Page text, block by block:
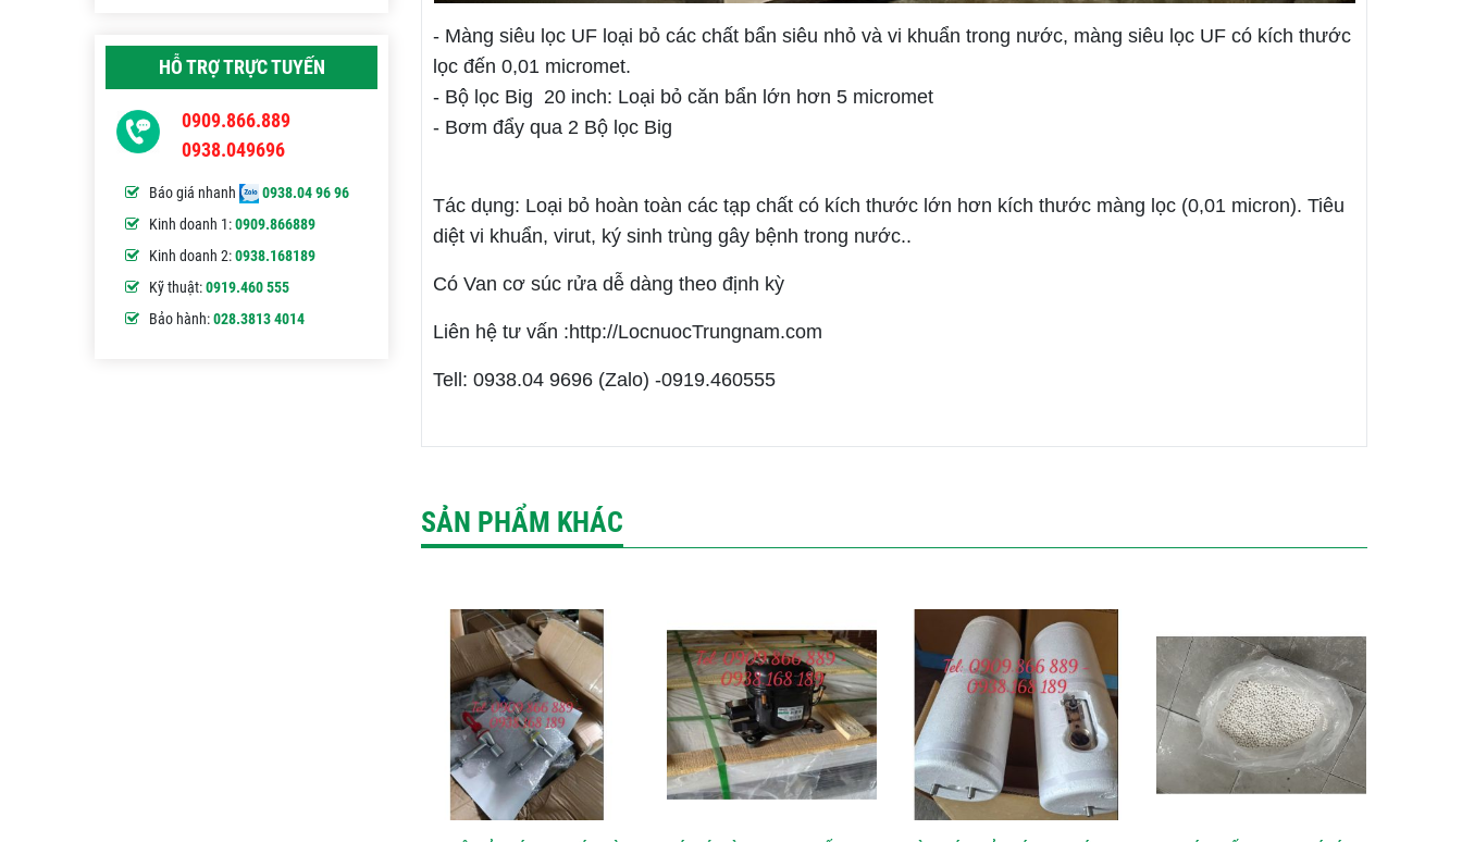
- Màng siêu lọc UF loại bỏ các chất bẩn siêu nhỏ và vi khuẩn trong nước, màng siêu lọc UF có kích thước
lọc đến 0,01 micromet.
- Bộ lọc Big 20 inch: Loại bỏ căn bẩn lớn hơn 5 micromet
- Bơm đẩy qua 2 Bộ lọc Big
Tác dụng: Loại bỏ hoàn toàn các tạp chất có kích thước lớn hơn kích thước màng lọc (0,01 micron). Tiêu
diệt vi khuẩn, virut, ký sinh trùng gây bệnh trong nước..
Có Van cơ súc rửa dễ dàng theo định kỳ
Liên hệ tư vấn :http://LocnuocTrungnam.com
Tell: 0938.04 9696 (Zalo) -0919.460555
SẢN PHẨM KHÁC
HỖ TRỢ TRỰC TUYẾN
0909.866.889
0938.049696
Báo giá nhanh
0938.04 96 96
Kinh doanh 1:0909.866889
Kinh doanh 2:0938.168189
Kỹ thuật:0919.460 555
Bảo hành:028.3813 4014